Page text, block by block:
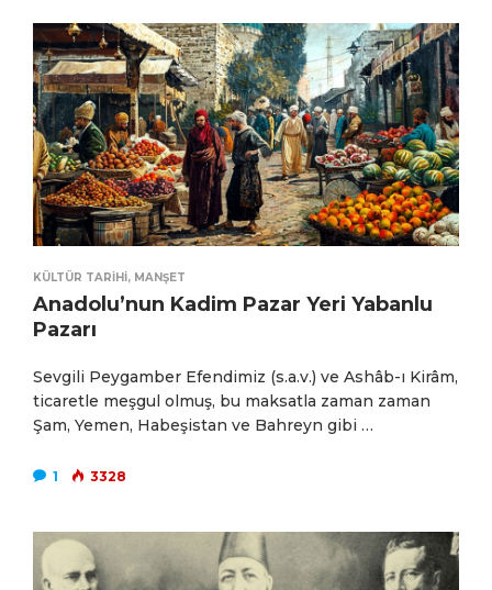
KÜLTÜR TARIHI, MANŞET
Anadolu’nun Kadim Pazar Yeri Yabanlu
Pazarı
Sevgili Peygamber Efendimiz (s.a.v.) ve Ashâb-ı Kirâm,
ticaretle meşgul olmuş, bu maksatla zaman zaman
Şam, Yemen, Habeşistan ve Bahreyn gibi …
1 3328